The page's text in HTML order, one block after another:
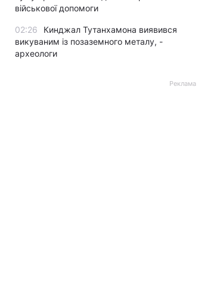
військової допомоги
02:26
Кинджал Тутанхамона виявився
викуваним із позаземного металу, -
археологи
Реклама